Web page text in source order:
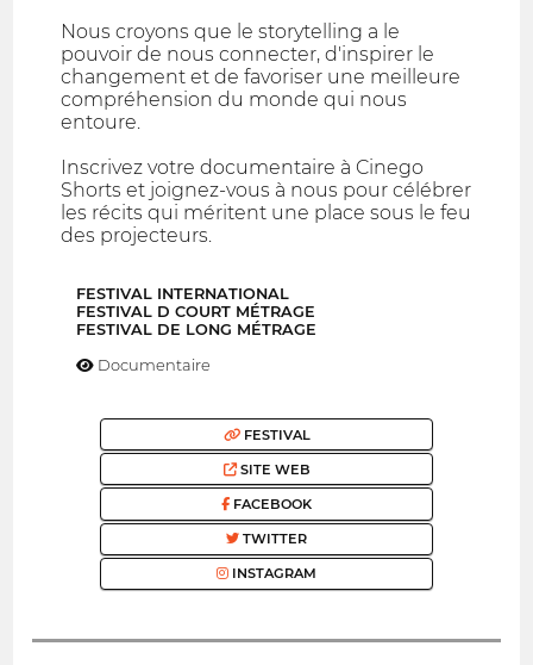
Nous croyons que le storytelling a le
pouvoir de nous connecter, d'inspirer le
changement et de favoriser une meilleure
compréhension du monde qui nous
entoure.
Inscrivez votre documentaire à Cinego
Shorts et joignez-vous à nous pour célébrer
les récits qui méritent une place sous le feu
des projecteurs.
FESTIVAL INTERNATIONAL
FESTIVAL D COURT MÉTRAGE
FESTIVAL DE LONG MÉTRAGE
Documentaire
FESTIVAL
SITE WEB
FACEBOOK
TWITTER
INSTAGRAM